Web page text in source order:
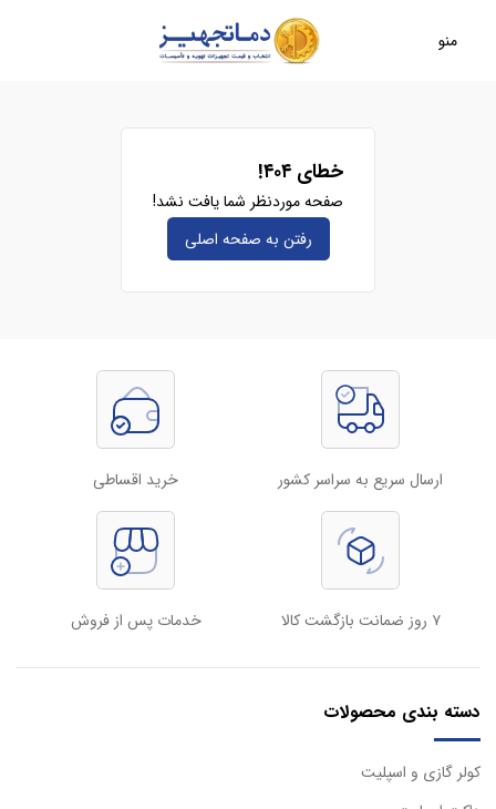
منو
خطای ۴۰۴!
صفحه موردنظر شما یافت نشد!
رفتن به صفحه‌ اصلی
ارسال سریع به سراسر کشور خرید اقساطی
۷ روز ضمانت بازگشت کالا خدمات پس از فروش
دسته بندی محصولات
كولر گازی و اسپليت